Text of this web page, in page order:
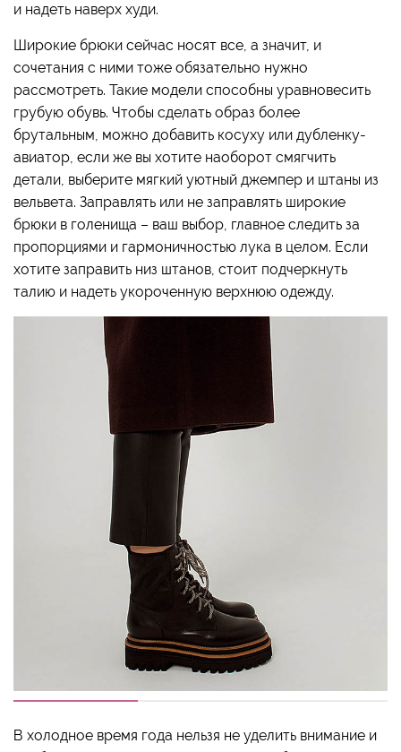
и надеть наверх худи.
Широкие брюки сейчас носят все, а значит, и
сочетания с ними тоже обязательно нужно
рассмотреть. Такие модели способны уравновесить
грубую обувь. Чтобы сделать образ более
брутальным, можно добавить косуху или дубленку-
авиатор, если же вы хотите наоборот смягчить
детали, выберите мягкий уютный джемпер и штаны из
вельвета. Заправлять или не заправлять широкие
брюки в голенища – ваш выбор, главное следить за
пропорциями и гармоничностью лука в целом. Если
хотите заправить низ штанов, стоит подчеркнуть
талию и надеть укороченную верхнюю одежду.
В холодное время года нельзя не уделить внимание и